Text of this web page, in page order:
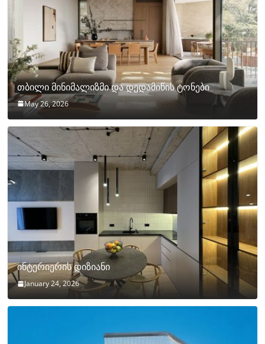
თბილი მინიმალიზმი და დედამიწის ტონები
May 26, 2026
ინტერიერის დიზიანი
January 24, 2026